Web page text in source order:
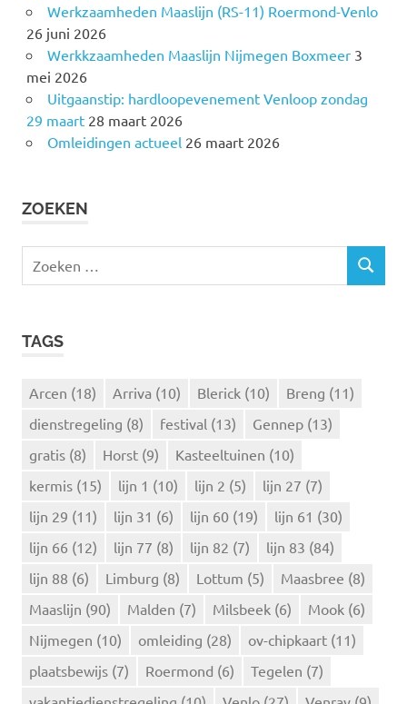
Werkzaamheden Maaslijn (RS-11) Roermond-Venlo
26 juni 2026
Werkkzaamheden Maaslijn Nijmegen Boxmeer 3
mei 2026
Uitgaanstip: hardloopevenement Venloop zondag
29 maart 28 maart 2026
Omleidingen actueel 26 maart 2026
ZOEKEN
e
Z
TAGS
Arcen (18) Arriva (10) Blerick (10) Breng (11)
dienstregeling (8) festival (13) Gennep (13)
gratis (8) Horst (9) Kasteeltuinen (10)
kermis (15) lijn 1 (10) lijn 2 (5) lijn 27 (7)
lijn 29 (11) lijn 31 (6) lijn 60 (19) lijn 61 (30)
lijn 66 (12) lijn 77 (8) lijn 82 (7) lijn 83 (84)
lijn 88 (6) Limburg (8) Lottum (5) Maasbree (8)
Maaslijn (90) Malden (7) Milsbeek (6) Mook (6)
Nijmegen (10) omleiding (28) ov-chipkaart (11)
plaatsbewijs (7) Roermond (6) Tegelen (7)